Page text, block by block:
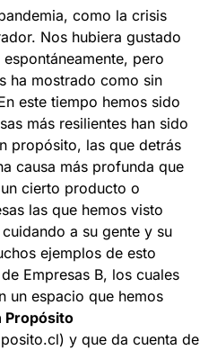
como la crisis
Nos hubiera gustado
pero
ha mostrado como sin
este tiempo hemos sido
más resilientes han sido
propósito, las que detrás
causa más profunda que
cierto producto o
las que hemos visto
a su gente y su
ejemplos de esto
Empresas B, los cuales
un espacio que hemos
Propósito
y que da cuenta de